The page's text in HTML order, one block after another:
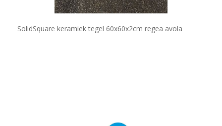
SolidSquare keramiek tegel 60x60x2cm regea avola